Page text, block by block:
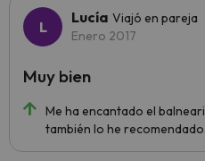
Lucía Viajó en pareja
Enero 2017
Me ha encantado el
también lo he recomendado.
Muy bien